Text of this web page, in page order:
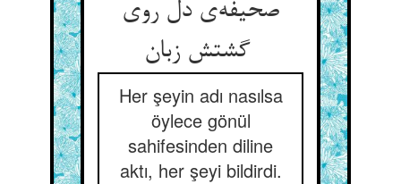
صحیفه‌ی دل روی
گشتش زبان
Her şeyin adı nasılsa
öylece gönül
sahifesinden diline
aktı, her şeyi bildirdi.